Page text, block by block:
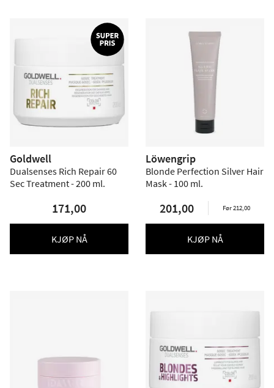
Goldwell
Dualsenses Rich Repair 60
Sec Treatment - 200 ml.
171,00
KJØP NÅ
Löwengrip
Blonde Perfection Silver Hair
Mask - 100 ml.
201,00 Før 212,00
KJØP NÅ